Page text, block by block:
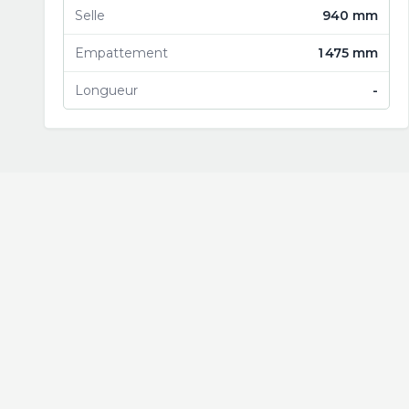
Selle 940 mm
Empattement 1 475 mm
Longueur -